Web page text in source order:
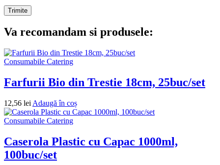
Va recomandam si produsele:
Consumabile Catering
Farfurii Bio din Trestie 18cm, 25buc/set
12,56 lei Adaugă în coș
Consumabile Catering
Caserola Plastic cu Capac 1000ml,
100buc/set